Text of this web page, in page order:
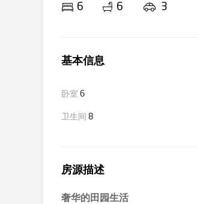
6 6 3
基本信息
卧室 6
卫生间 8
房源描述
奢华的田园生活